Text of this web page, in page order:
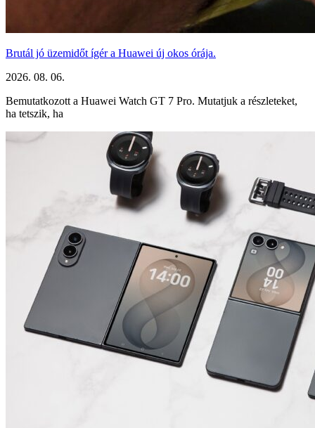
Brutál jó üzemidőt ígér a Huawei új okos órája.
2026. 08. 06.
Bemutatkozott a Huawei Watch GT 7 Pro. Mutatjuk a részleteket,
ha tetszik, ha